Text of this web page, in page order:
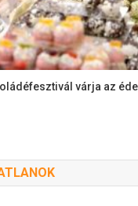
várja az